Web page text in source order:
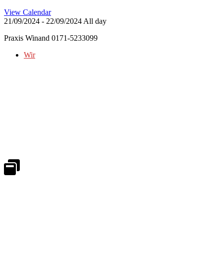
View Calendar
21/09/2024 - 22/09/2024 All day
Praxis Winand 0171-5233099
Wir